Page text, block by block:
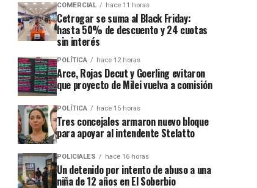
COMERCIAL hace 11 horas
Cetrogar se suma al Black Friday:
hasta 50% de descuento y 24 cuotas
sin interés
POLÍTICA hace 12 horas
Arce, Rojas Decut y Goerling evitaron
que proyecto de Milei vuelva a comisión
POLÍTICA hace 15 horas
Tres concejales armaron nuevo bloque
para apoyar al intendente Stelatto
POLICIALES hace 16 horas
Un detenido por intento de abuso a una
niña de 12 años en El Soberbio